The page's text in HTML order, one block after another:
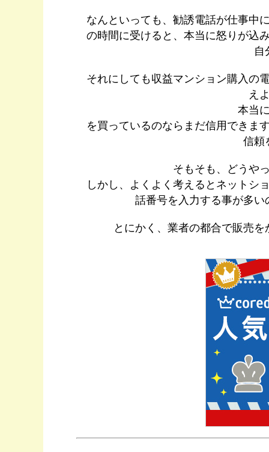
なんといっても、勧誘電話が仕事中
の時間に受けると、本当に怒りが込
自
それにしても収益マンション購入の
え
本当
を買っているのならまだ信用できま
信頼
そもそも、どうや
しかし、よくよく考えるとネットシ
話番号を入力する事が多
とにかく、業者の都合で販売